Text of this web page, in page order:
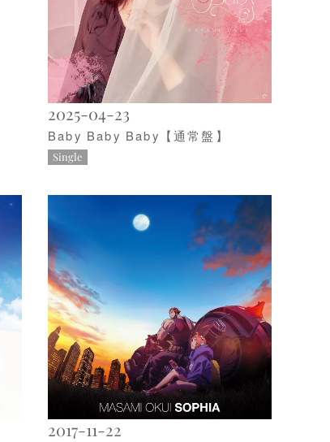
2025-04-23
Baby Baby Baby【通常盤】
Single
2017-11-22